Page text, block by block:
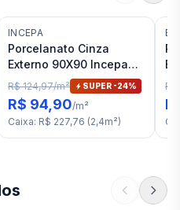
INCEPA
Porcelanato Cinza
Externo 90X90 Incepa
Urbano RET "A"
R$ 124,97/m² SUPER -24%
R$ 94,90/m²
Caixa: R$ 227,76 (2,4m²)
R$